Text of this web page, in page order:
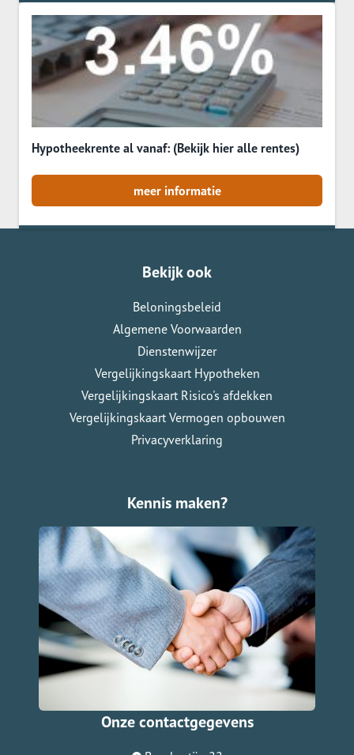
Hypotheekrente al vanaf: (Bekijk hier alle rentes)
meer informatie
Bekijk ook
Beloningsbeleid
Algemene Voorwaarden
Dienstenwijzer
Vergelijkingskaart Hypotheken
Vergelijkingskaart Risico's afdekken
Vergelijkingskaart Vermogen opbouwen
Privacyverklaring
Kennis maken?
Onze contactgegevens